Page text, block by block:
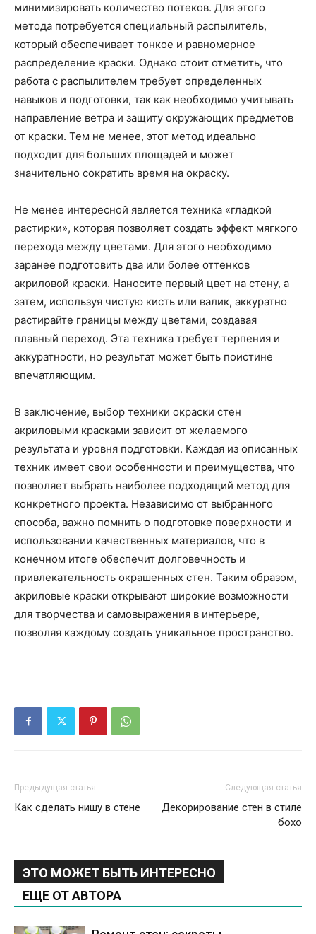
минимизировать количество потеков. Для этого
метода потребуется специальный распылитель,
который обеспечивает тонкое и равномерное
распределение краски. Однако стоит отметить, что
работа с распылителем требует определенных
навыков и подготовки, так как необходимо учитывать
направление ветра и защиту окружающих предметов
от краски. Тем не менее, этот метод идеально
подходит для больших площадей и может
значительно сократить время на окраску.
Не менее интересной является техника «гладкой
растирки», которая позволяет создать эффект мягкого
перехода между цветами. Для этого необходимо
заранее подготовить два или более оттенков
акриловой краски. Наносите первый цвет на стену, а
затем, используя чистую кисть или валик, аккуратно
растирайте границы между цветами, создавая
плавный переход. Эта техника требует терпения и
аккуратности, но результат может быть поистине
впечатляющим.
В заключение, выбор техники окраски стен
акриловыми красками зависит от желаемого
результата и уровня подготовки. Каждая из описанных
техник имеет свои особенности и преимущества, что
позволяет выбрать наиболее подходящий метод для
конкретного проекта. Независимо от выбранного
способа, важно помнить о подготовке поверхности и
использовании качественных материалов, что в
конечном итоге обеспечит долговечность и
привлекательность окрашенных стен. Таким образом,
акриловые краски открывают широкие возможности
для творчества и самовыражения в интерьере,
позволяя каждому создать уникальное пространство.
Предыдущая статья
Как сделать нишу в стене
Следующая статья
Декорирование стен в стиле
бохо
ЭТО МОЖЕТ БЫТЬ ИНТЕРЕСНО
ЕЩЕ ОТ АВТОРА